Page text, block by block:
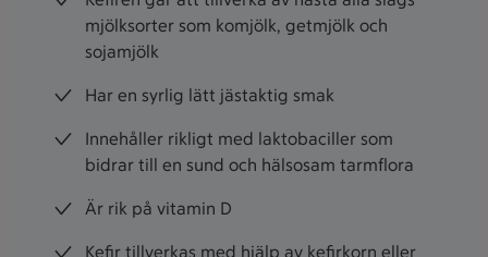
mjölksorter som komjölk, getmjölk och
sojamjölk
Har en syrlig lätt jästaktig smak
Innehåller rikligt med laktobaciller som
bidrar till en sund och hälsosam tarmflora
Är rik på vitamin D
Kefir tillverkas med hjälp av kefirkorn eller